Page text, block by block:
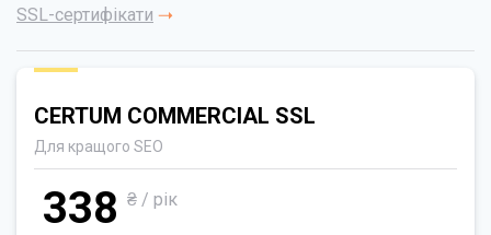
SSL-сертифікати
CERTUM COMMERCIAL SSL
Для кращого SEO
338 ₴ / рік